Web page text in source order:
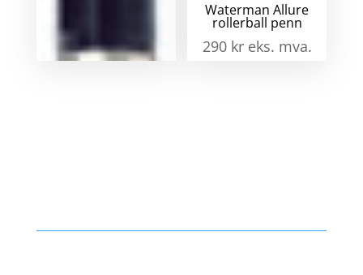
88kr eks. mva.
Waterman Allure
rollerball penn
290 kr eks. mva.